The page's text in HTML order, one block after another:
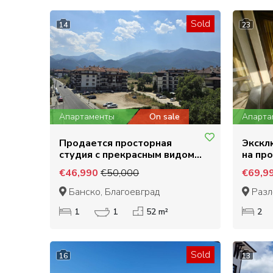
14 Sold
Апартаменты On sale
Продается просторная
студия с прекрасным видом
на горы Пирин в Банско
€46,990 €50,000
Банско, Благоевград
1 1 52 m²
23
на
2
16 Sold 13